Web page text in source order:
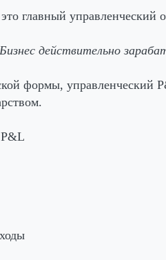
главный управленческий
Бизнес действительно
формы, управленческий